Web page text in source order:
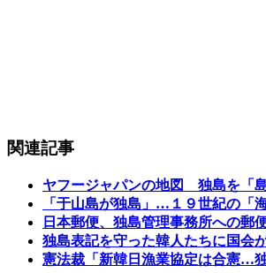
関連記事
ヤフージャパンの地図 独島を「
「于山島が独島」…１９世紀の「
日本郵便、独島管理事務所への郵
独島表記を守った韓人たちに国会
憲法裁「新韓日漁業協定は合憲…